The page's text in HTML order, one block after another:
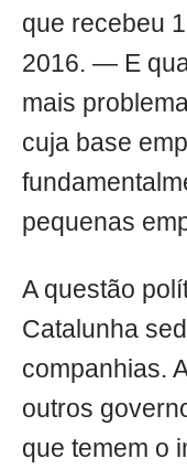
que recebeu
2016. — E
mais
cuja base
pequenas
A questão
Catalunha
companhias.
outros
que temem o